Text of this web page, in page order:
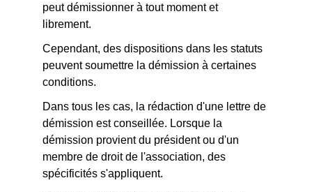
peut démissionner à tout moment et
librement.
Cependant, des dispositions dans les statuts
peuvent soumettre la démission à certaines
conditions.
Dans tous les cas, la rédaction d'une lettre de
démission est conseillée. Lorsque la
démission provient du président ou d'un
membre de droit de l'association, des
spécificités s'appliquent.